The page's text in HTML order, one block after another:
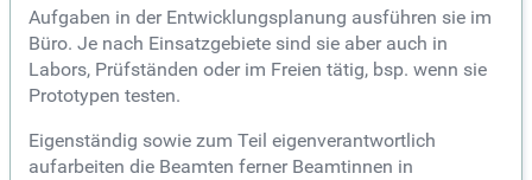
Aufgaben in der Entwicklungsplanung ausführen sie im
Büro. Je nach Einsatzgebiete sind sie aber auch in
Labors, Prüfständen oder im Freien tätig, bsp. wenn sie
Prototypen testen.
Eigenständig sowie zum Teil eigenverantwortlich
aufarbeiten die Beamten ferner Beamtinnen in